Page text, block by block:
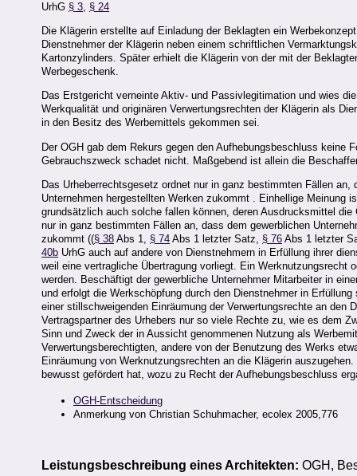
UrhG § 3 § 24
Die Klägerin erstellte auf Einladung der Beklagten ein
Dienstnehmer der Klägerin neben einem schriftlichen
Kartonzylinders. Später erhielt die Klägerin von der mit der
Werbegeschenk.
Das Erstgericht verneinte Aktiv- und Passivlegitimation und wies
Werkqualität und originären Verwertungsrechten der Klägerin als
in den Besitz des Werbemittels gekommen sei.
Der OGH gab dem Rekurs gegen den Aufhebungsbeschluss
Gebrauchszweck schadet nicht. Maßgebend ist allein die
Das Urheberrechtsgesetz ordnet nur in ganz bestimmten Fällen
Unternehmen hergestellten Werken zukommt . Einhellige
grundsätzlich auch solche fallen können, deren Ausdrucksmittel
nur in ganz bestimmten Fällen an, dass dem gewerblichen
zukommt ((§ 38 Abs 1, § 74 Abs 1 letzter Satz, § 76 Abs 1 letzter
40b UrhG auch auf andere von Dienstnehmern in Erfüllung ihrer
weil eine vertragliche Übertragung vorliegt. Ein Werknutzungsrecht
werden. Beschäftigt der gewerbliche Unternehmer Mitarbeiter in
und erfolgt die Werkschöpfung durch den Dienstnehmer in
einer stillschweigenden Einräumung der Verwertungsrechte an den
Vertragspartner des Urhebers nur so viele Rechte zu, wie es dem
Sinn und Zweck der in Aussicht genommenen Nutzung als
Verwertungsberechtigten, andere von der Benutzung des Werks
Einräumung von Werknutzungsrechten an die Klägerin
bewusst gefördert hat, wozu zu Recht der Aufhebungsbeschluss
OGH-Entscheidung
Anmerkung von Christian Schuhmacher, ecolex 2005,776
Leistungsbeschreibung eines Architekten: OGH,